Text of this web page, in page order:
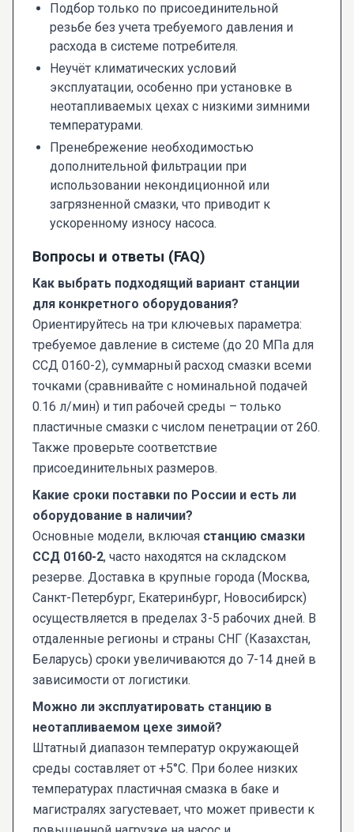
Подбор только по присоединительной
резьбе без учета требуемого давления и
расхода в системе потребителя.
Неучёт климатических условий
эксплуатации, особенно при установке в
неотапливаемых цехах с низкими зимними
температурами.
Пренебрежение необходимостью
дополнительной фильтрации при
использовании некондиционной или
загрязненной смазки, что приводит к
ускоренному износу насоса.
Вопросы и ответы (FAQ)
Как выбрать подходящий вариант станции
для конкретного оборудования?
Ориентируйтесь на три ключевых параметра:
требуемое давление в системе (до 20 МПа для
ССД 0160-2), суммарный расход смазки всеми
точками (сравнивайте с номинальной подачей
0.16 л/мин) и тип рабочей среды – только
пластичные смазки с числом пенетрации от 260.
Также проверьте соответствие
присоединительных размеров.
Какие сроки поставки по России и есть ли
оборудование в наличии?
Основные модели, включая станцию смазки
ССД 0160-2, часто находятся на складском
резерве. Доставка в крупные города (Москва,
Санкт-Петербург, Екатеринбург, Новосибирск)
осуществляется в пределах 3-5 рабочих дней. В
отдаленные регионы и страны СНГ (Казахстан,
Беларусь) сроки увеличиваются до 7-14 дней в
зависимости от логистики.
Можно ли эксплуатировать станцию в
неотапливаемом цехе зимой?
Штатный диапазон температур окружающей
среды составляет от +5°C. При более низких
температурах пластичная смазка в баке и
магистралях загустевает, что может привести к